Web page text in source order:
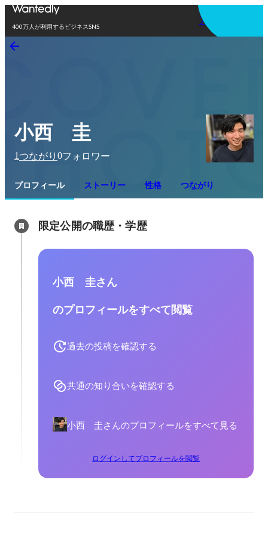
400万人が利用するビジネスSNS
アプリを使う
小西 圭
1つながり 0フォロワー
プロフィール ストーリー 性格 つながり
限定公開の職歴・学歴
小西 圭さん
のプロフィールをすべて閲覧
過去の投稿を確認する
共通の知り合いを確認する
小西 圭さんのプロフィールをすべて見る
ログインしてプロフィールを閲覧